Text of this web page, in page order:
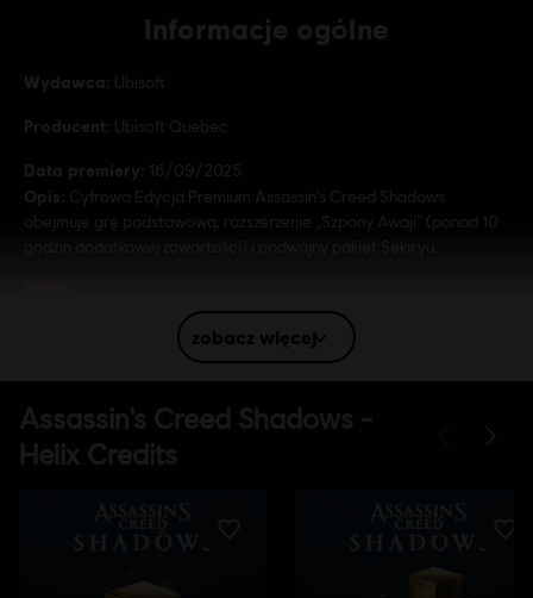
Informacje ogólne
Wydawca: Ubisoft
Producent: Ubisoft Quebec
Data premiery: 16/09/2025
Opis:
Cyfrowa Edycja Premium Assassin's Creed Shadows
obejmuje grę podstawową, rozszerzenie „Szpony Awaji” (ponad 10
In-Game Purchases, Przemoc
PC (wersja cyfrowa), PS5 (wersja cyfrowa), Xbox
(wersja cyfrowa), Steam, Switch 2 (Digital), PS4/PS5 (Digital)
zobacz więcej